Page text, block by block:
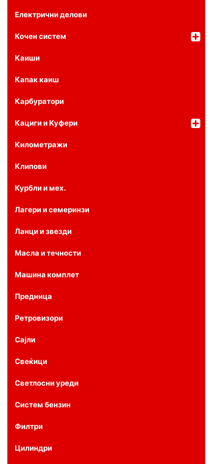
Електрични делови
Кочен систем
Каиши
Капак каиш
Карбуратори
Кациги и Куфери
Километражи
Клипови
Курбли и мех.
Лагери и семеринзи
Ланци и звезди
Масла и течности
Машина комплет
Предница
Ретровизори
Сајли
Свеќици
Светлосни уреди
Систем бензин
Филтри
Цилиндри